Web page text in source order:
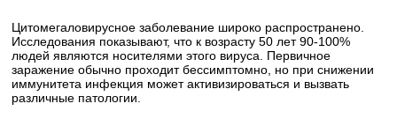
Цитомегаловирусное заболевание широко распространено.
Исследования показывают, что к возрасту 50 лет 90-100%
людей являются носителями этого вируса. Первичное
заражение обычно проходит бессимптомно, но при снижении
иммунитета инфекция может активизироваться и вызвать
различные патологии.